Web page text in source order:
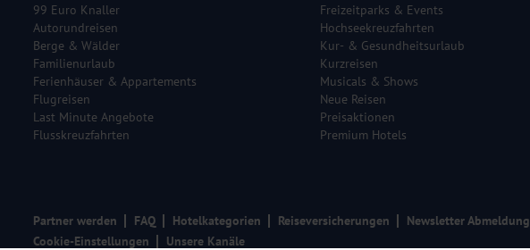
99 Euro Knaller
Autorundreisen
Berge & Wälder
Familienurlaub
Ferienhäuser & Appartements
Flugreisen
Last Minute Angebote
Flusskreuzfahrten
Freizeitparks & Events
Hochseekreuzfahrten
Kur- & Gesundheitsurlaub
Kurzreisen
Musicals & Shows
Neue Reisen
Preisaktionen
Premium Hotels
Partner werden FAQ Hotelkategorien Reiseversicherungen Newsletter Abmeldung
Cookie-Einstellungen
Unsere Kanäle